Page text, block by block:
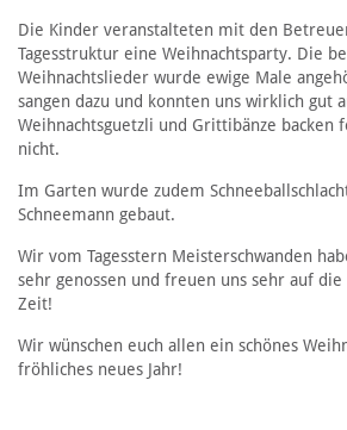
Die Kinder veranstalteten mit den
Tagesstruktur eine Weihnachtsparty. Die
Weihnachtslieder wurde ewige Male
sangen dazu und konnten uns wirklich gut
Weihnachtsguetzli und Grittibänze backen
nicht.
Im Garten wurde zudem
Schneemann gebaut.
Wir vom Tagesstern Meisterschwanden
sehr genossen und freuen uns sehr auf die
Zeit!
Wir wünschen euch allen ein schönes
fröhliches neues Jahr!